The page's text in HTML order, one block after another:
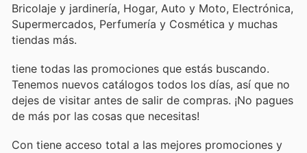
Bricolaje y jardinería, Hogar, Auto y Moto, Electrónica,
Supermercados, Perfumería y Cosmética y muchas
tiendas más.
tiene todas las promociones que estás buscando.
Tenemos nuevos catálogos todos los días, así que no
dejes de visitar antes de salir de compras. ¡No pagues
de más por las cosas que necesitas!
Con tiene acceso total a las mejores promociones y